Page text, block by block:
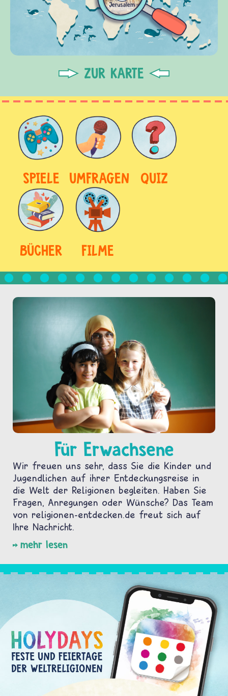
ZUR KARTE
SPIELE UMFRAGEN QUIZ
BÜCHER FILME
Für Erwachsene
Wir freuen uns sehr, dass Sie die Kinder und
Jugendlichen auf ihrer Entdeckungsreise in
die Welt der Religionen begleiten. Haben Sie
Fragen, Anregungen oder Wünsche? Das Team
von religionen-entdecken.de freut sich auf
Ihre Nachricht.
mehr lesen